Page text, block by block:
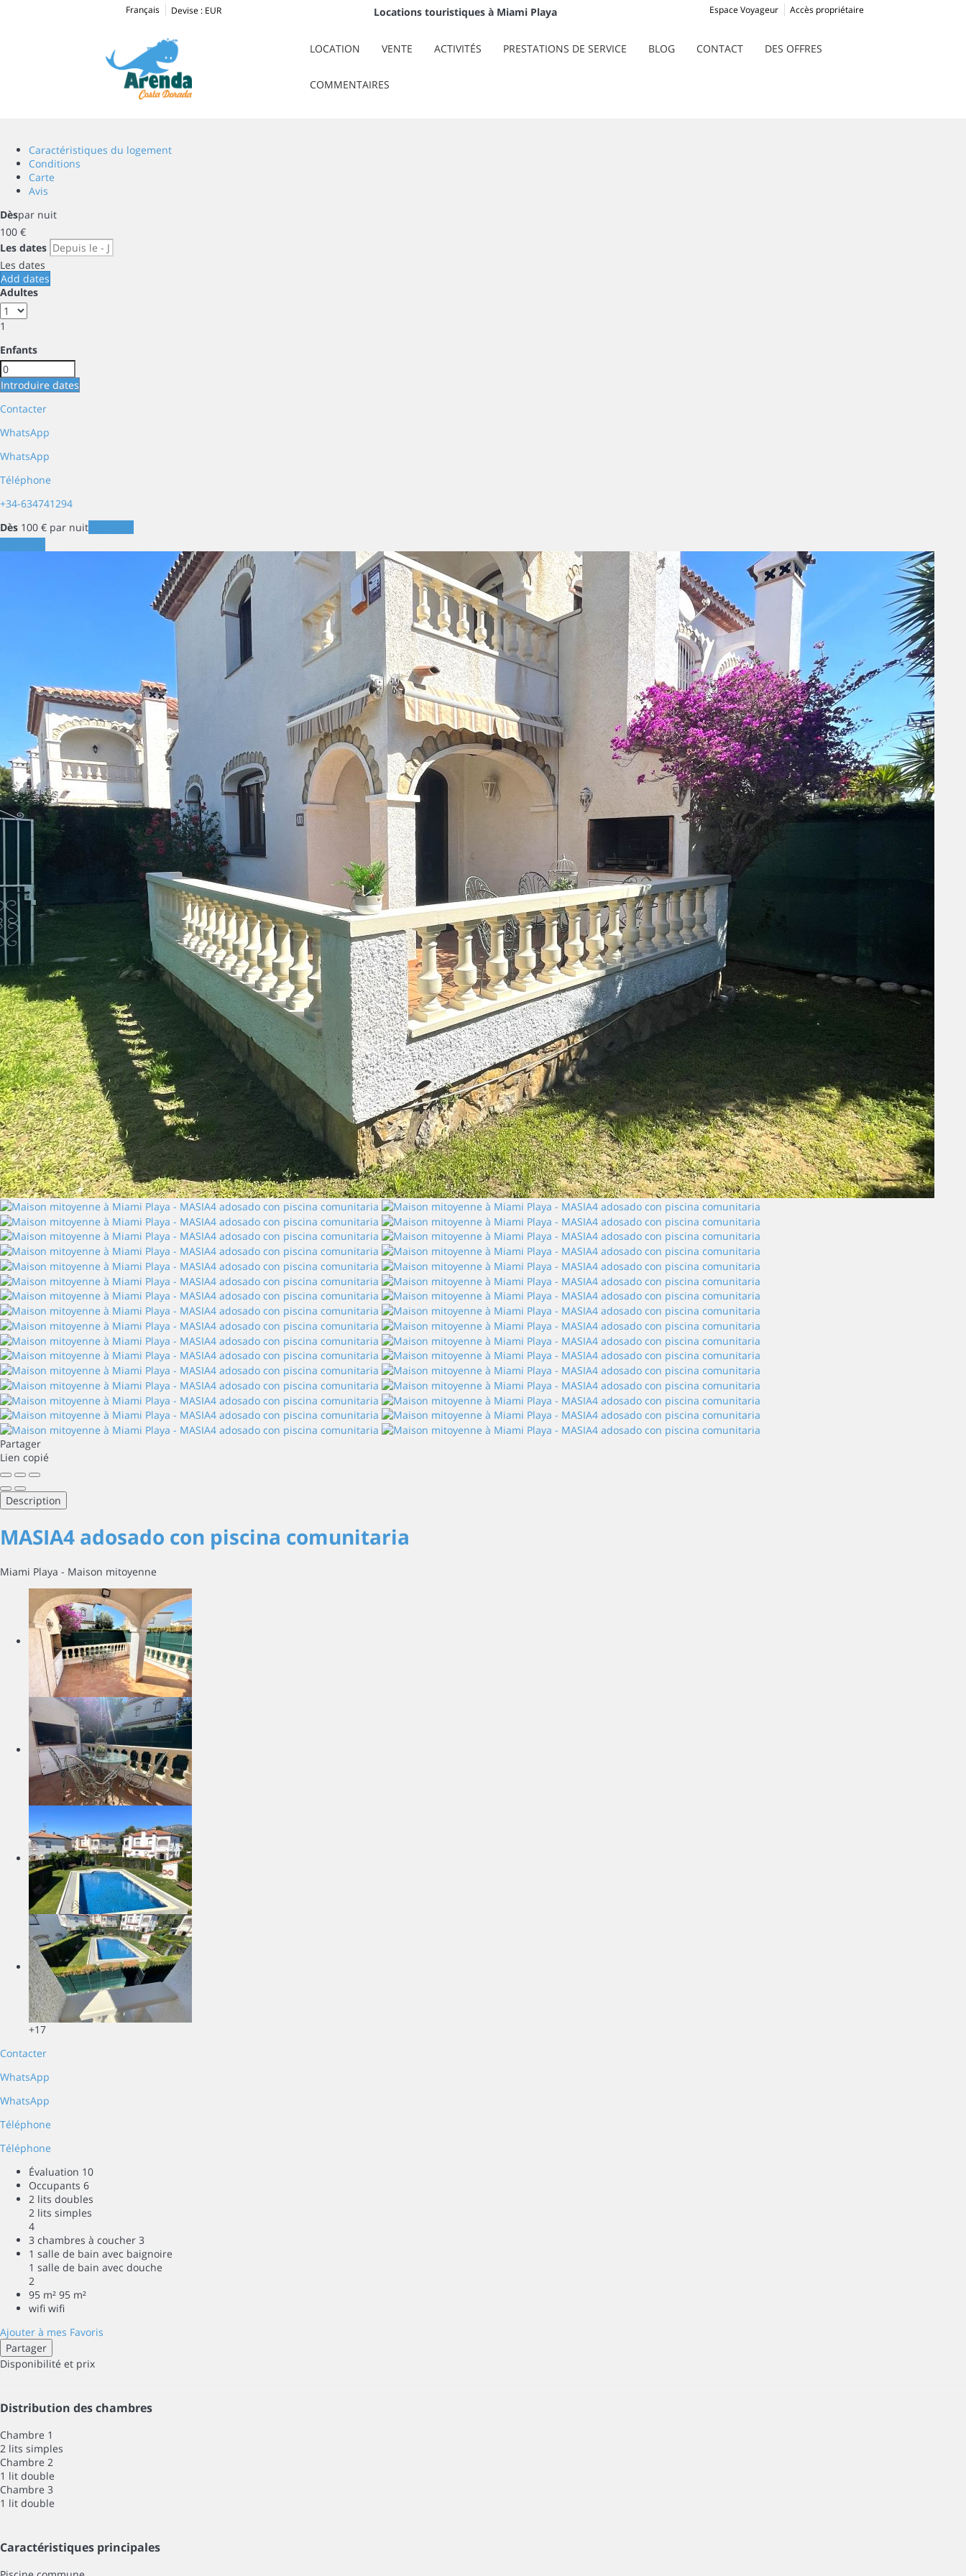
Français Devise : EUR Accès propriétaire
Espace Voyageur
Locations touristiques à Miami Playa
LOCATION VENTE ACTIVITÉS PRESTATIONS DE SERVICE BLOG CONTACT DES OFFRES
COMMENTAIRES
Caractéristiques du logement
Conditions
Carte
Avis
Dèspar nuit
100 €
Les dates
Les dates
Add dates
Adultes
1
Enfants
Introduire dates
Contacter
WhatsApp
WhatsApp
Téléphone
+34-634741294
Dès 100 € par nuit
Partager
Lien copié
Description
MASIA4 adosado con piscina comunitaria
Miami Playa - Maison mitoyenne
+17
Contacter
WhatsApp
WhatsApp
Téléphone
Téléphone
Évaluation 10
Occupants 6
2 lits doubles
2 lits simples
4
3 chambres à coucher 3
1 salle de bain avec baignoire
1 salle de bain avec douche
2
95 m² 95 m²
wifi wifi
Ajouter à mes Favoris
Partager
Disponibilité et prix
Distribution des chambres
Chambre 1
2 lits simples
Chambre 2
1 lit double
Chambre 3
1 lit double
Caractéristiques principales